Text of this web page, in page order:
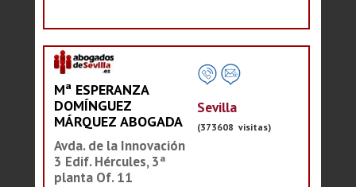
Mª ESPERANZA
DOMÍNGUEZ
MÁRQUEZ ABOGADA
Avda. de la Innovación
3 Edif. Hércules, 3ª
planta Of. 11
Sevilla
(373608 visitas)